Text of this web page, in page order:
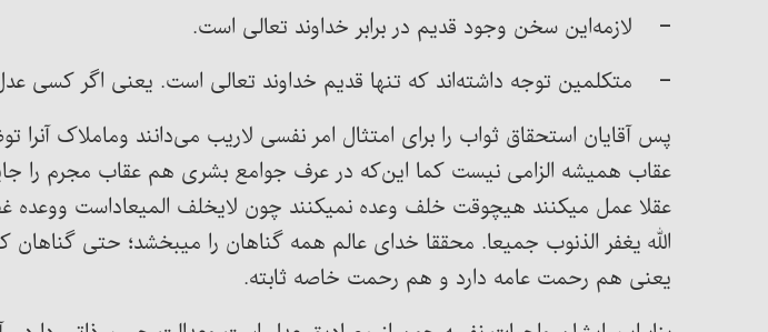
– لازمه‌این سخن وجود قدیم در برابر خداوند تعالی است.
– متکلمین توجه داشته‌اند که تنها قدیم خداوند تعالی است. یعنی اگر کسی
پس آقایان استحقاق ثواب را برای امتثال امر نفسی لاریب می‌دانند وماملاک
عقاب همیشه الزامی نیست کما این‌که در عرف جوامع بشری هم عقاب مجرم را جایز
عقلا عمل میکنند هیچوقت خلف وعده نمیکنند چون لایخلف المیعاداست ووعده
الله یغفر الذنوب جمیعا. محققا خدای عالم همه گناهان را میبخشد؛ حتی
یعنی هم رحمت عامه دارد و هم رحمت خاصه ثابته.